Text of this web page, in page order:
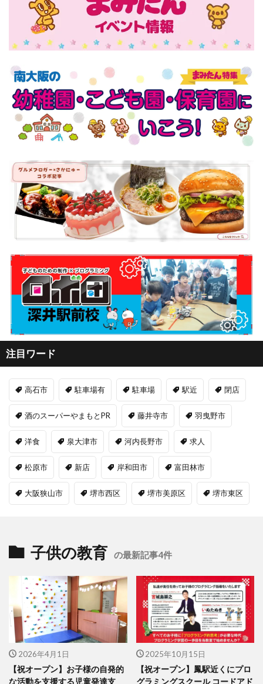
注目ワード
高石市 駐車場有 駐車場 駅近 閉店
酒のスーパーやまもとPR 藤井寺市 羽曳野市
洋食 泉大津市 河内長野市 求人
松原市 新店 岸和田市 富田林市
大阪狭山市 堺市西区 堺市美原区 堺市東区
子供の教育 の最新記事4件
2026年4月1日
【祝オープン】お子様の自発的
な活動を支援する児童発達支
2025年10月15日
【祝オープン】鳳駅近くにプロ
グラミングスクール コードアド